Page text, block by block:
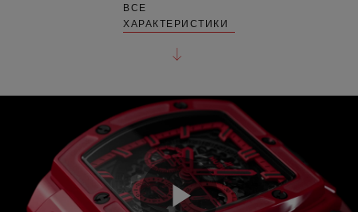
ВСЕ
ХАРАКТЕРИСТИКИ